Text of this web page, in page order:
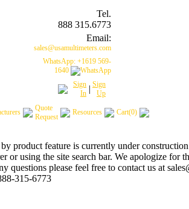
Tel.
888 315.6773
Email:
sales@usamultimeters.com
WhatsApp: +1619 569-
1640
Sign
In | Sign
Up
Quote
Request
Resources Cart(0)
product feature is currently under
or using the site search bar. We apologize for
questions please feel free to contact us at
315-6773